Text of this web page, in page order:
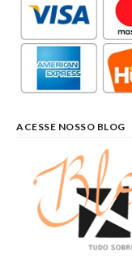
ACESSE NOSSO BLOG